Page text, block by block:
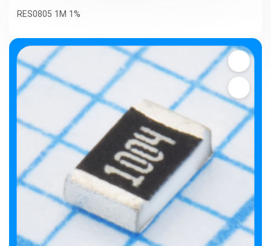
RES0805 1M 1%